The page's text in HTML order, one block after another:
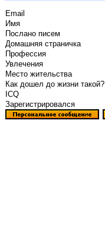
Email
Имя
Послано писем
Домашняя страничка
Профессия
Увлечения
Место жительства
Как дошел до жизни такой?
ICQ
Зарегистрировался